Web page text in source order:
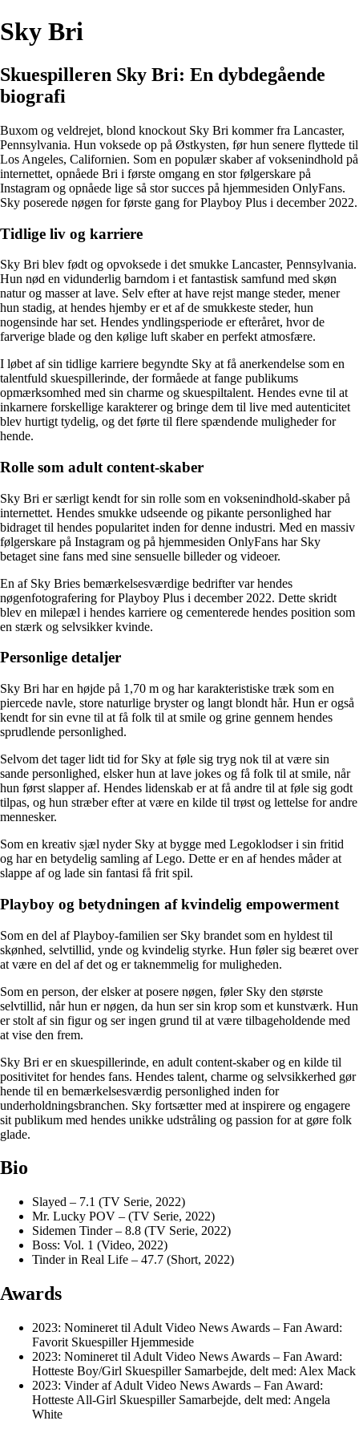
Sky Bri
Skuespilleren Sky Bri: En dybdegående
biografi
Buxom og veldrejet, blond knockout Sky Bri kommer fra Lancaster,
Pennsylvania. Hun voksede op på Østkysten, før hun senere flyttede til
Los Angeles, Californien. Som en populær skaber af voksenindhold på
internettet, opnåede Bri i første omgang en stor følgerskare på
Instagram og opnåede lige så stor succes på hjemmesiden OnlyFans.
Sky poserede nøgen for første gang for Playboy Plus i december 2022.
Tidlige liv og karriere
Sky Bri blev født og opvoksede i det smukke Lancaster, Pennsylvania.
Hun nød en vidunderlig barndom i et fantastisk samfund med skøn
natur og masser at lave. Selv efter at have rejst mange steder, mener
hun stadig, at hendes hjemby er et af de smukkeste steder, hun
nogensinde har set. Hendes yndlingsperiode er efteråret, hvor de
farverige blade og den kølige luft skaber en perfekt atmosfære.
I løbet af sin tidlige karriere begyndte Sky at få anerkendelse som en
talentfuld skuespillerinde, der formåede at fange publikums
opmærksomhed med sin charme og skuespiltalent. Hendes evne til at
inkarnere forskellige karakterer og bringe dem til live med autenticitet
blev hurtigt tydelig, og det førte til flere spændende muligheder for
hende.
Rolle som adult content-skaber
Sky Bri er særligt kendt for sin rolle som en voksenindhold-skaber på
internettet. Hendes smukke udseende og pikante personlighed har
bidraget til hendes popularitet inden for denne industri. Med en massiv
følgerskare på Instagram og på hjemmesiden OnlyFans har Sky
betaget sine fans med sine sensuelle billeder og videoer.
En af Sky Bries bemærkelsesværdige bedrifter var hendes
nøgenfotografering for Playboy Plus i december 2022. Dette skridt
blev en milepæl i hendes karriere og cementerede hendes position som
en stærk og selvsikker kvinde.
Personlige detaljer
Sky Bri har en højde på 1,70 m og har karakteristiske træk som en
piercede navle, store naturlige bryster og langt blondt hår. Hun er også
kendt for sin evne til at få folk til at smile og grine gennem hendes
sprudlende personlighed.
Selvom det tager lidt tid for Sky at føle sig tryg nok til at være sin
sande personlighed, elsker hun at lave jokes og få folk til at smile, når
hun først slapper af. Hendes lidenskab er at få andre til at føle sig godt
tilpas, og hun stræber efter at være en kilde til trøst og lettelse for andre
mennesker.
Som en kreativ sjæl nyder Sky at bygge med Legoklodser i sin fritid
og har en betydelig samling af Lego. Dette er en af hendes måder at
slappe af og lade sin fantasi få frit spil.
Playboy og betydningen af kvindelig empowerment
Som en del af Playboy-familien ser Sky brandet som en hyldest til
skønhed, selvtillid, ynde og kvindelig styrke. Hun føler sig beæret over
at være en del af det og er taknemmelig for muligheden.
Som en person, der elsker at posere nøgen, føler Sky den største
selvtillid, når hun er nøgen, da hun ser sin krop som et kunstværk. Hun
er stolt af sin figur og ser ingen grund til at være tilbageholdende med
at vise den frem.
Sky Bri er en skuespillerinde, en adult content-skaber og en kilde til
positivitet for hendes fans. Hendes talent, charme og selvsikkerhed gør
hende til en bemærkelsesværdig personlighed inden for
underholdningsbranchen. Sky fortsætter med at inspirere og engagere
sit publikum med hendes unikke udstråling og passion for at gøre folk
glade.
Bio
Slayed – 7.1 (TV Serie, 2022)
Mr. Lucky POV – (TV Serie, 2022)
Sidemen Tinder – 8.8 (TV Serie, 2022)
Boss: Vol. 1 (Video, 2022)
Tinder in Real Life – 47.7 (Short, 2022)
Awards
2023: Nomineret til Adult Video News Awards – Fan Award:
Favorit Skuespiller Hjemmeside
2023: Nomineret til Adult Video News Awards – Fan Award:
Hotteste Boy/Girl Skuespiller Samarbejde, delt med: Alex Mack
2023: Vinder af Adult Video News Awards – Fan Award:
Hotteste All-Girl Skuespiller Samarbejde, delt med: Angela
White